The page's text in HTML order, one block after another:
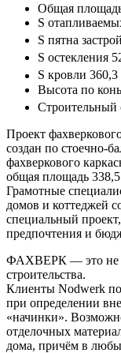
Общая
S
S пятна
S остекления
S кровли
Высота по
Строительный
Проект
создан по стоечно-
фахверкового
общая площадь
Грамотные
домов и коттеджей
специальный
предпочтения и
ФАХВЕРК — это не
строительства.
Клиенты Nodwerk
при определении
«начинки».
отделочных
дома, причём в